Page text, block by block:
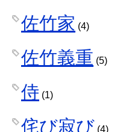
佐竹家 (4)
佐竹義重 (5)
侍 (1)
侘び寂び (4)